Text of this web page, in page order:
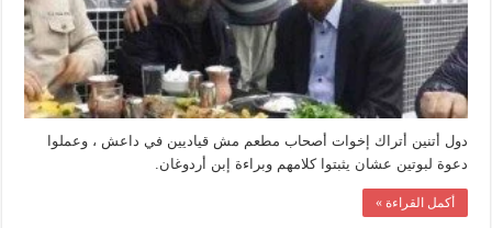
دول أتنين أتراك إخوات أصحاب مطعم مش قياديين في داعش ، وعملوا
دعوة لبوتين عشان يثبتوا كلامهم وبراءة إبن أردوغان.
أكمل القراءة »